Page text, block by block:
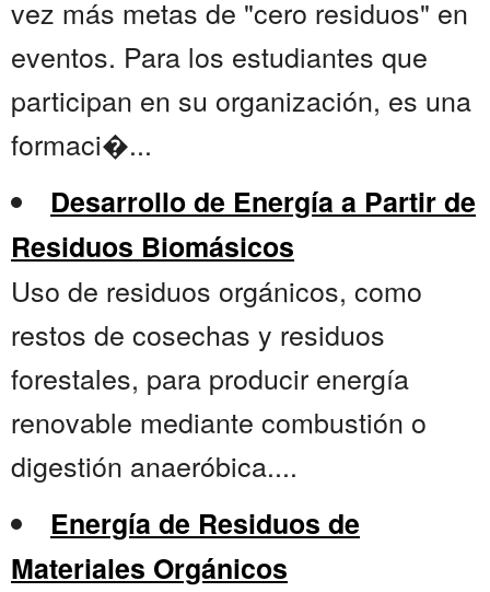
vez más metas de "cero residuos" en
eventos. Para los estudiantes que
participan en su organización, es una
formaci�...
Desarrollo de Energía a Partir de
Residuos Biomásicos
Uso de residuos orgánicos, como
restos de cosechas y residuos
forestales, para producir energía
renovable mediante combustión o
digestión anaeróbica....
Energía de Residuos de
Materiales Orgánicos